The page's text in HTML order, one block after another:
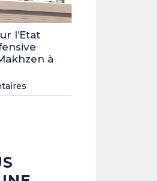
l’Etat
à